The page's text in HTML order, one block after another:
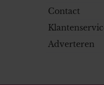
Contact
Adverteren